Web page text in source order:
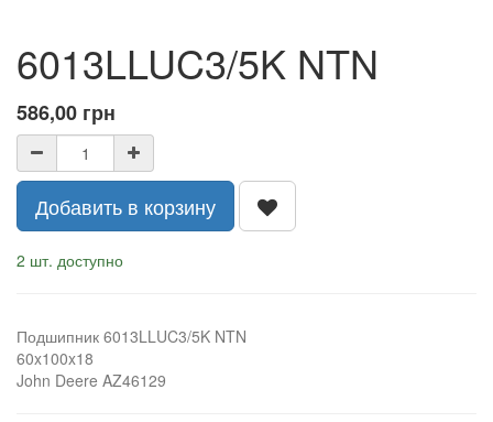
6013LLUC3/5K NTN
586,00 грн
Добавить в корзину
2 шт. доступно
Подшипник 6013LLUC3/5K NTN
60x100x18
John Deere AZ46129